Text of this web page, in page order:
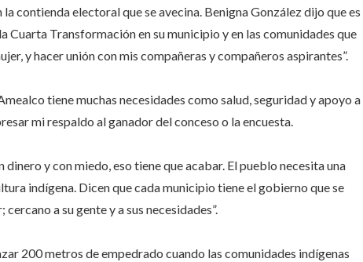
contienda electoral que se avecina. Benigna González dijo que es
Cuarta Transformación en su municipio y en las comunidades que
y hacer unión con mis compañeras y compañeros aspirantes”.
tiene muchas necesidades como salud, seguridad y apoyo a
mi respaldo al ganador del conceso o la encuesta.
y con miedo, eso tiene que acabar. El pueblo necesita una
indígena. Dicen que cada municipio tiene el gobierno que se
a su gente y a sus necesidades”.
200 metros de empedrado cuando las comunidades indígenas